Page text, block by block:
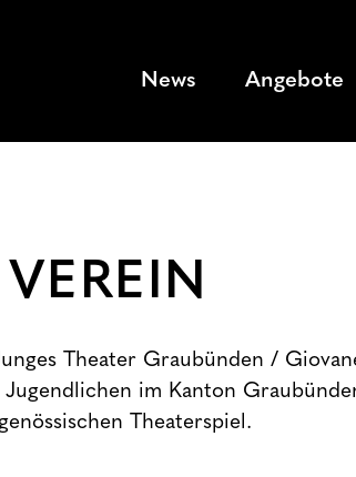
News Angebote
VEREIN
Theater Graubünden /
im Kanton
Theaterspiel.